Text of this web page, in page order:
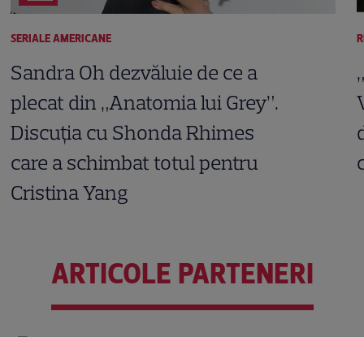
SERIALE AMERICANE
Sandra Oh dezvăluie de ce a
plecat din „Anatomia lui Grey”.
Discuția cu Shonda Rhimes
care a schimbat totul pentru
Cristina Yang
ARTICOLE PARTENERI